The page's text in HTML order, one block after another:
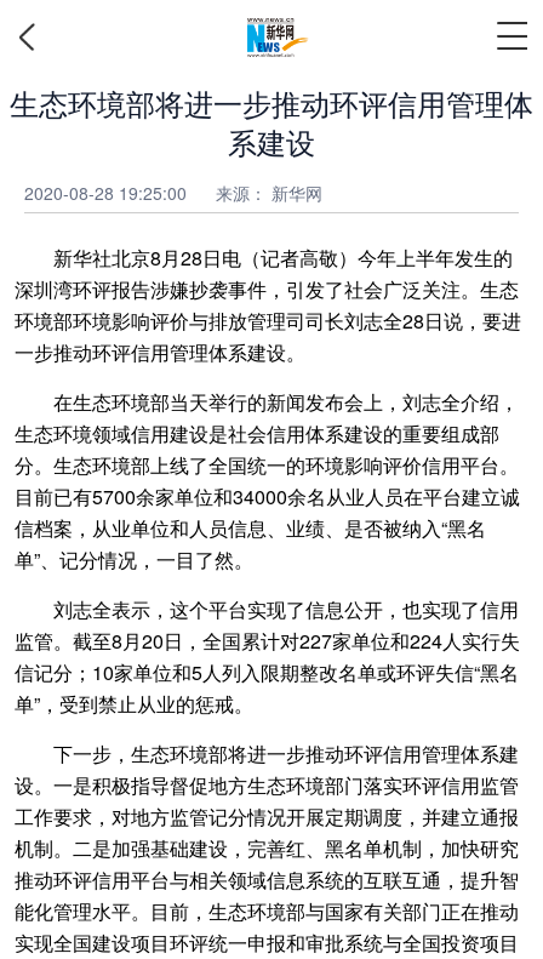
生态环境部将进一步推动环评信用管理体
系建设
2020-08-28 19:25:00 来源： 新华网
新华社北京8月28日电（记者高敬）今年上半年发生的
深圳湾环评报告涉嫌抄袭事件，引发了社会广泛关注。生态
环境部环境影响评价与排放管理司司长刘志全28日说，要进
一步推动环评信用管理体系建设。
在生态环境部当天举行的新闻发布会上，刘志全介绍，
生态环境领域信用建设是社会信用体系建设的重要组成部
分。生态环境部上线了全国统一的环境影响评价信用平台。
目前已有5700余家单位和34000余名从业人员在平台建立诚
信档案，从业单位和人员信息、业绩、是否被纳入“黑名
单”、记分情况，一目了然。
刘志全表示，这个平台实现了信息公开，也实现了信用
监管。截至8月20日，全国累计对227家单位和224人实行失
信记分；10家单位和5人列入限期整改名单或环评失信“黑名
单”，受到禁止从业的惩戒。
下一步，生态环境部将进一步推动环评信用管理体系建
设。一是积极指导督促地方生态环境部门落实环评信用监管
工作要求，对地方监管记分情况开展定期调度，并建立通报
机制。二是加强基础建设，完善红、黑名单机制，加快研究
推动环评信用平台与相关领域信息系统的互联互通，提升智
能化管理水平。目前，生态环境部与国家有关部门正在推动
实现全国建设项目环评统一申报和审批系统与全国投资项目